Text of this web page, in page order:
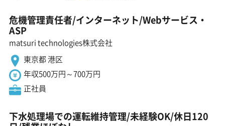
危機管理責任者/インターネット/Webサービス・
ASP
matsuri technologies株式会社
東京都 港区
年収500万円～700万円
正社員
下水処理場での運転維持管理/未経験OK/休日120